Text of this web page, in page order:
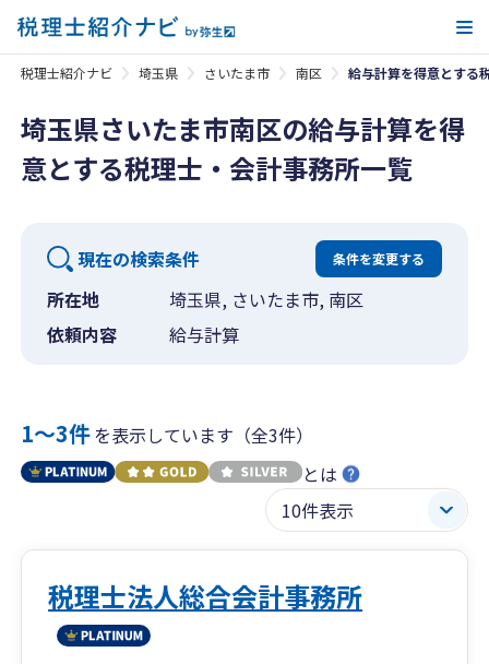
税理士紹介ナビ 埼玉県 さいたま市 南区 給与計算を得意とする
埼玉県さいたま市南区の給与計算を得
意とする税理士・会計事務所一覧
現在の検索条件 条件を変更する
所在地
埼玉県, さいたま市, 南区
依頼内容
給与計算
1〜3件を表示しています（全3件）
とは
税理士法人総合会計事務所